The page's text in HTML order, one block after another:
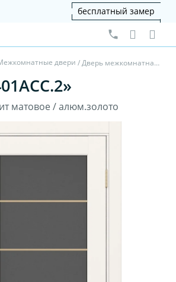
бесплатный замер
двери / Дверь межкомнатная Парма 401АСС.2 - бежевый, графит матовое, алюм.золото
матовое / алюм.золото